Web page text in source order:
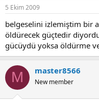
5 Ekim 2009
belgeselini izlemiştim bir
öldürecek güçtedir
gücüydü yoksa öldürme
M master8566
New member